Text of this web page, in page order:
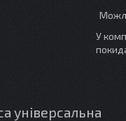
У
універсальна